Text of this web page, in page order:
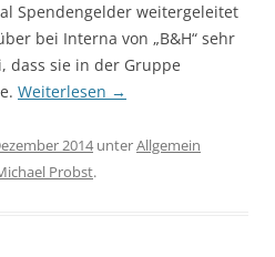
Spendengelder weitergeleitet
bei Interna von „B&H“ sehr
dass sie in der Gruppe
Weiterlesen →
2014unterAllgemein
Probst.